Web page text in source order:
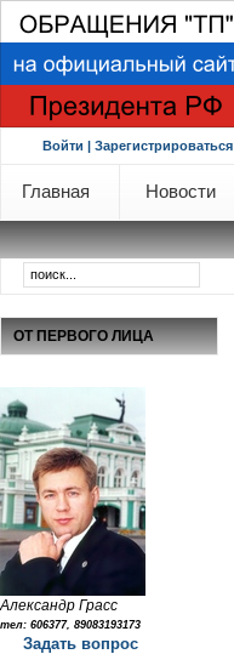
Войти | Зарегистрироваться
Главная Новости
ОТ ПЕРВОГО ЛИЦА
Александр Грасс
тел: 606377, 89083193173
Задать вопрос